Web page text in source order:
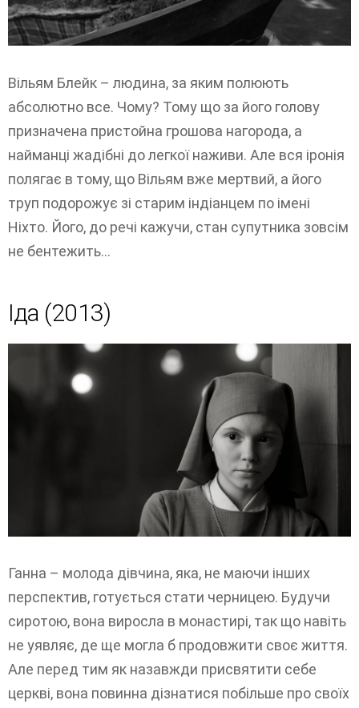
Вільям Блейк – людина, за яким полюють
абсолютно все. Чому? Тому що за його голову
призначена пристойна грошова нагорода, а
найманці жадібні до легкої наживи. Але вся іронія
полягає в тому, що Вільям вже мертвий, а його
труп подорожує зі старим індіанцем по імені
Ніхто. Його, до речі кажучи, стан супутника зовсім
не бентежить...
Іда (2013)
Ганна – молода дівчина, яка, не маючи інших
перспектив, готується стати черницею. Будучи
сиротою, вона виросла в монастирі, так що навіть
не уявляє, де ще могла б продовжити своє життя.
Але перед тим як назавжди присвятити себе
церкві, вона повинна дізнатися побільше про своїх